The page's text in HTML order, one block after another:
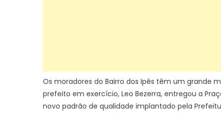
Os moradores do Bairro dos Ipês têm um grande
prefeito em exercício, Leo Bezerra, entregou a
novo padrão de qualidade implantado pela